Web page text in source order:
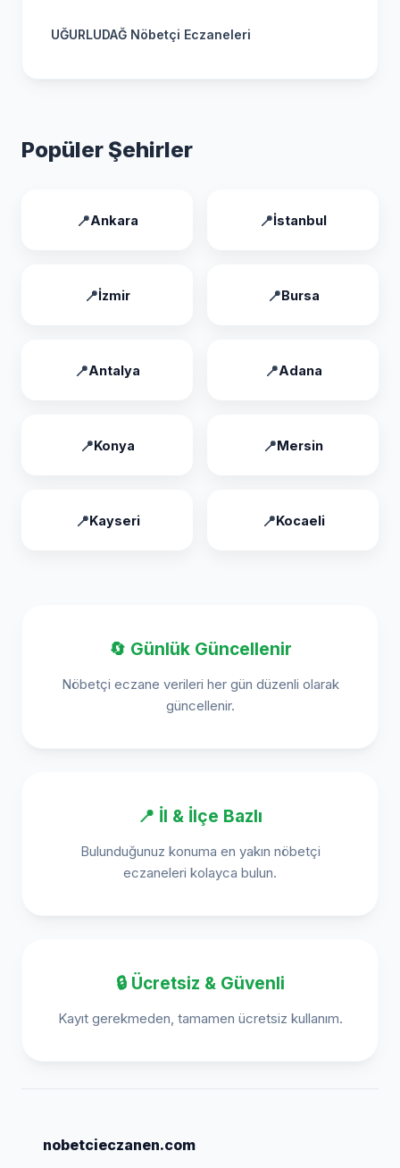
UĞURLUDAĞ Nöbetçi Eczaneleri
Popüler Şehirler
Ankara İstanbul
İzmir Bursa
Antalya Adana
Konya Mersin
Kayseri Kocaeli
🔄 Günlük Güncellenir
Nöbetçi eczane verileri her gün düzenli olarak
güncellenir.
📍 İl & İlçe Bazlı
Bulunduğunuz konuma en yakın nöbetçi
eczaneleri kolayca bulun.
🔒 Ücretsiz & Güvenli
Kayıt gerekmeden, tamamen ücretsiz kullanım.
nobetcieczanen.com